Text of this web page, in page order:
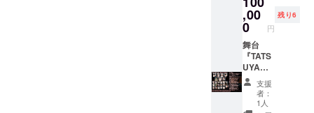
際にこ
ちらの
コメン
トを
キャス
ト様に
お伝え
させて
いただ
くと共
たしま
す。 ●
リター
ンの実
施スケ
ジュー
ル ①ク
ラウド
ファン
ディン
いのチ
ケット
とさせ
ていた
だきま
す。
9/14予
定ゲネ
プロの
スト・
スタッ
フにお
弁当の
差し入
れ(記名
あり)を
して頂
けま
,00
0 円
残り6
舞台
『TATS
UYA〜
楽劇大
学駅前
店〜』
支援
者：
1人